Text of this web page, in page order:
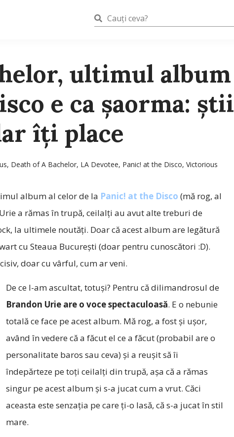
ultimul album
e ca șaorma: știi
îți place
, Death of A Bachelor, LA Devotee, Panic! at the Disco, Victorious
album al celor de la Panic! at the Disco (mă rog, al
a rămas în trupă, ceilalți au avut alte treburi de
la ultimele noutăți. Doar că acest album are legătură
cu Steaua București (doar pentru cunoscători :D).
doar cu vârful, cum ar veni.
De ce l-am ascultat, totuși? Pentru că dilimandrosul de
Brandon Urie are o voce spectaculoasă. E o nebunie
totală ce face pe acest album. Mă rog, a fost și ușor,
având în vedere că a făcut el ce a făcut (probabil are o
personalitate baros sau ceva) și a reușit să îi
îndepărteze pe toți ceilalți din trupă, așa că a rămas
singur pe acest album și s-a jucat cum a vrut. Căci
aceasta este senzația pe care ți-o lasă, că s-a jucat în stil
mare.